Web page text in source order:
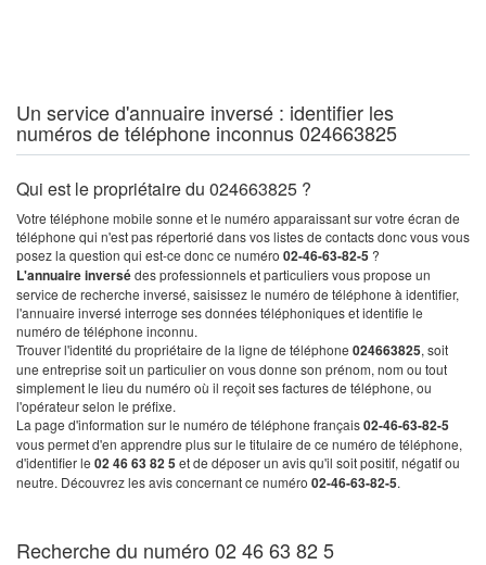
Un service d'annuaire inversé : identifier les
numéros de téléphone inconnus 024663825
Qui est le propriétaire du 024663825 ?
Votre téléphone mobile sonne et le numéro apparaissant sur votre écran de
téléphone qui n'est pas répertorié dans vos listes de contacts donc vous vous
posez la question qui est-ce donc ce numéro 02-46-63-82-5 ?
L'annuaire inversédes professionnels et particuliers vous propose un
service de recherche inversé, saisissez le numéro de téléphone à identifier,
l'annuaire inversé interroge ses données téléphoniques et identifie le
numéro de téléphone inconnu.
Trouver l'identité du propriétaire de la ligne de téléphone 024663825, soit
une entreprise soit un particulier on vous donne son prénom, nom ou tout
simplement le lieu du numéro où il reçoit ses factures de téléphone, ou
l'opérateur selon le préfixe.
La page d'information sur le numéro de téléphone français02-46-63-82-5
vous permet d'en apprendre plus sur le titulaire de ce numéro de téléphone,
d'identifier le 02 46 63 82 5et de déposer un avis qu'il soit positif, négatif ou
neutre. Découvrez les avis concernant ce numéro 02-46-63-82-5.
Recherche du numéro 02 46 63 82 5